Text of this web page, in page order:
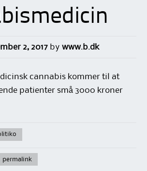
2, 2017 bywww.b.dk
cannabis kommer til at
patienter små 3000 kroner
permalink